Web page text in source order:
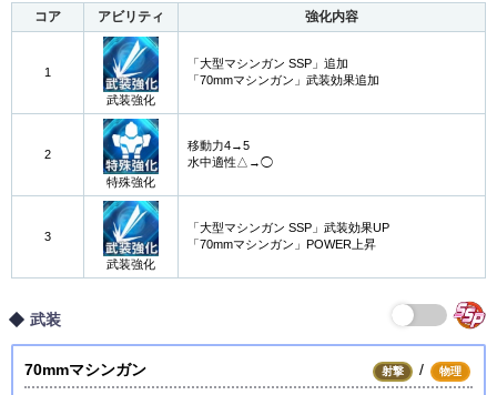
コア アビリティ 強化内容
1
武装強化
「大型マシンガン SSP」追加
「70mmマシンガン」武装効果追加
2
特殊強化
移動力4→5
水中適性△→◯
3
武装強化
「大型マシンガン SSP」武装効果UP
「70mmマシンガン」POWER上昇
武装
70mmマシンガン 射撃 / 物理